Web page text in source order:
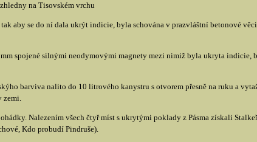
na Tisovském vrchu
aby se do ní dala ukrýt indicie, byla schována v prazvláštní betonové věci
spojené silnými neodymovými magnety mezi nimiž byla ukryta indicie,
barviva nalito do 10 litrového kanystru s otvorem přesně na ruku a
zemi.
Nalezením všech čtyř míst s ukrytými poklady z Pásma získali
Kdo probudí Pindruše).